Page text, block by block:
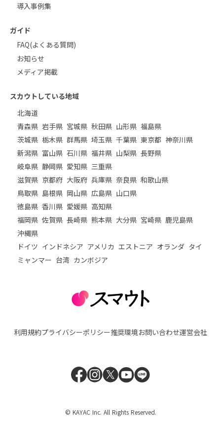
導入事例集
ガイド
FAQ(よくある質問)
お知らせ
メディア掲載
スカウトしている地域
北海道
青森県 岩手県 宮城県 秋田県 山形県 福島県
茨城県 栃木県 群馬県 埼玉県 千葉県 東京都 神奈川県
新潟県 富山県 石川県 福井県 山梨県 長野県
岐阜県 静岡県 愛知県 三重県
滋賀県 京都府 大阪府 兵庫県 奈良県 和歌山県
鳥取県 島根県 岡山県 広島県 山口県
徳島県 香川県 愛媛県 高知県
福岡県 佐賀県 長崎県 熊本県 大分県 宮崎県 鹿児島県
沖縄県
ドイツ インドネシア アメリカ エストニア オランダ タイ
ミャンマー 台湾 カンボジア
利用規約プライバシーポリシー推奨環境お問い合わせ運営会社
© KAYAC Inc. All Rights Reserved.